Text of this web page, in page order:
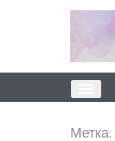
Метка: